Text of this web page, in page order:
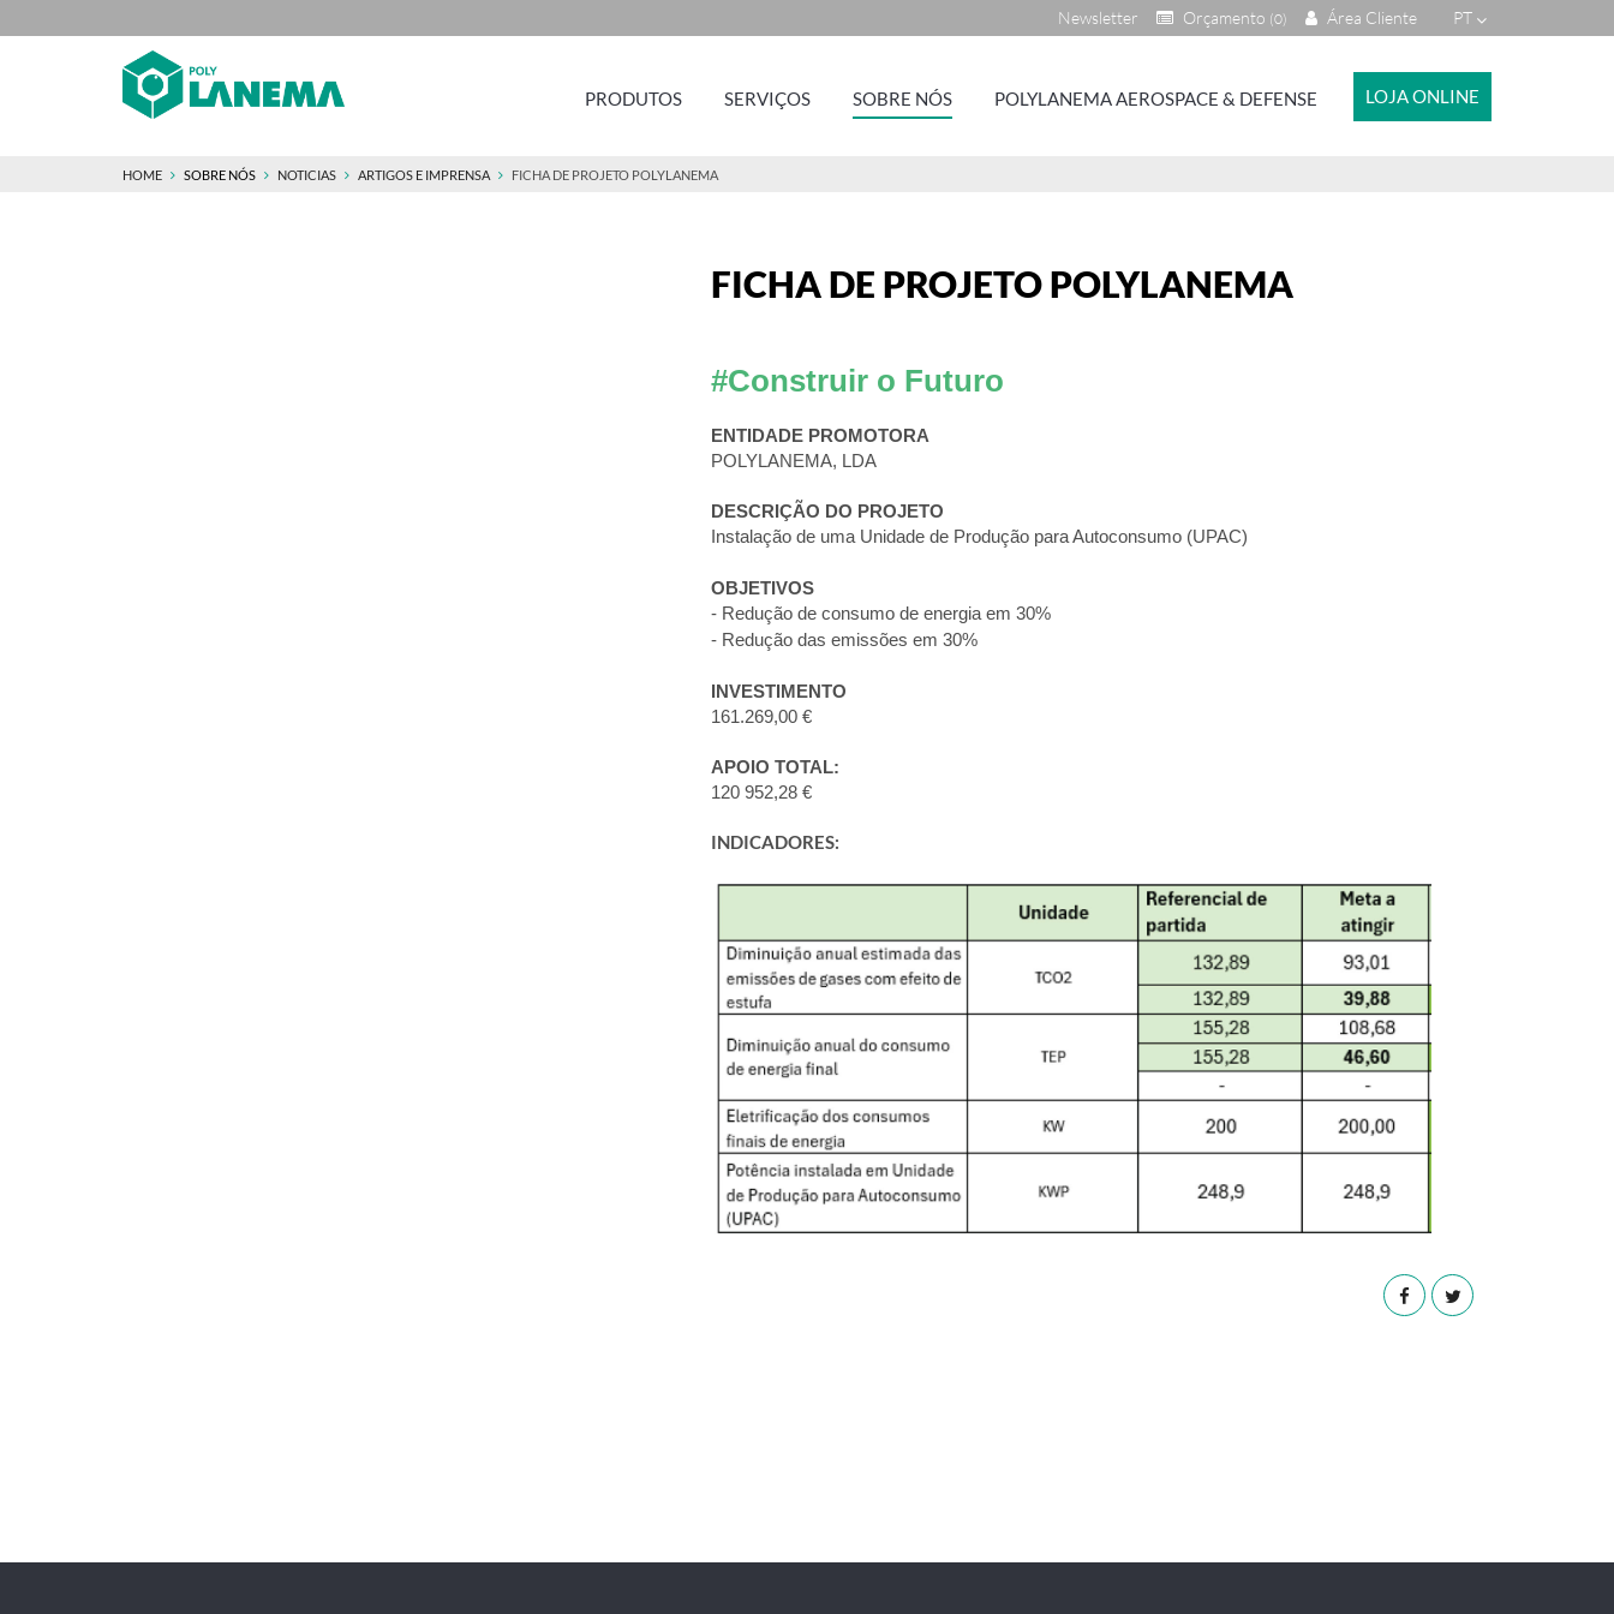
PT
Área Cliente
Orçamento (0)
Newsletter
PRODUTOS SERVIÇOS SOBRE NÓS POLYLANEMA AEROSPACE & DEFENSE LOJA ONLINE
HOME SOBRE NÓS NOTICIAS ARTIGOS E IMPRENSA FICHA DE PROJETO POLYLANEMA
FICHA DE PROJETO POLYLANEMA
#Construir o Futuro
ENTIDADE PROMOTORA
POLYLANEMA, LDA
DESCRIÇÃO DO PROJETO
Instalação de uma Unidade de Produção para Autoconsumo (UPAC)
OBJETIVOS
- Redução de consumo de energia em 30%
- Redução das emissões em 30%
INVESTIMENTO
161.269,00 €
APOIO TOTAL:
120 952,28 €
INDICADORES: